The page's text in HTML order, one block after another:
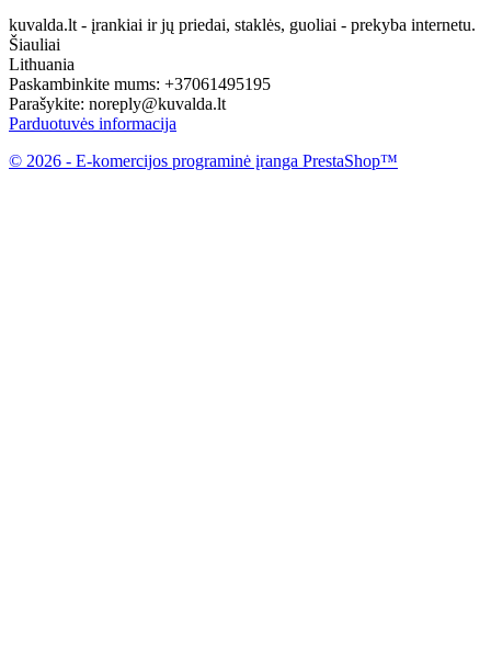
kuvalda.lt - įrankiai ir jų priedai, staklės, guoliai - prekyba internetu.
Šiauliai
Lithuania
Paskambinkite mums: +37061495195
Parašykite: noreply@kuvalda.lt
Parduotuvės informacija
© 2026 - E-komercijos programinė įranga PrestaShop™